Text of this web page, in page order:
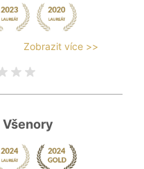
Zobrazit více >>